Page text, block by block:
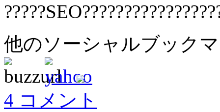
他のソーシャルブック
4 コメント